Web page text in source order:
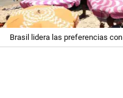
Brasil lidera las preferencias con